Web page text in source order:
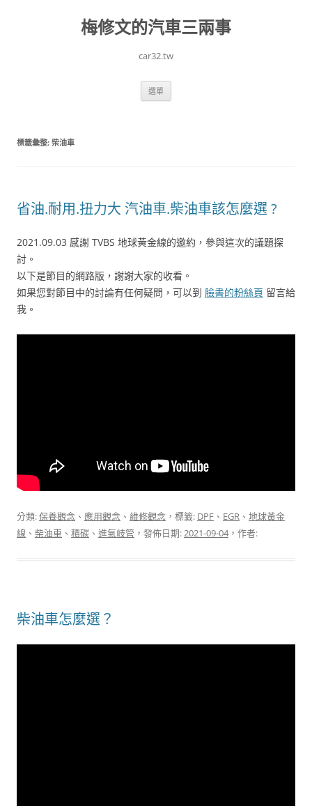
梅修文的汽車三兩事
car32.tw
選單
標籤彙整: 柴油車
省油.耐用.扭力大 汽油車.柴油車該怎麼選 ?
2021.09.03 感謝 TVBS 地球黃金線的邀約，參與這次的議題探
討。
以下是節目的網路版，謝謝大家的收看。
如果您對節目中的討論有任何疑問，可以到 臉書的粉絲頁 留言給
我。
分類:保養觀念 、 應用觀念 、 維修觀念 ，標籤: DPF 、 EGR 、 地球黃金
線 、 柴油車 、 積碳 、 進氣岐管 ，發佈日期:2021-09-04，作者:
柴油車怎麼選？